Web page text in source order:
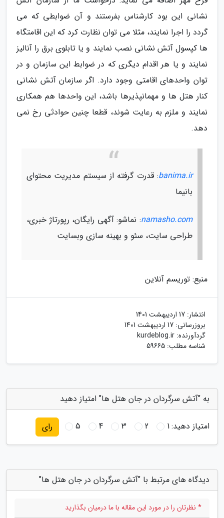
نشانی این بود کارشناس بفرستند و آن ضوابطی که می
گردد را اجرا نمایند، مثلا می توان نظارت کرد که این اقامتگاه
ها کپسول آتش نشانی نصب نمایند و یا تابلوی برق را آنالیز
نمایند و یا هر اقدام دیگری که در ضوابط این سازمان و در
توان واحدهای اقامتی وجود دارد. اگر سازمان آتش نشانی
کنار هتل ها و مهمانپذیرها باشد، این واحدها هم همکاری
نمایند و ملزم به رعایت شوند، قطعا چنین حوادثی رخ نمی
دهد.
banima.ir: قدرت گرفته از سیستم مدیریت محتوای
بانیما
namasho.com: نماشو: آگهی رایگان، رپورتاژ خبری،
طراحی سایت، سئو و بهینه سازی وبسایت
منبع: توریسم آنلاین
انتشار: 17 اردیبهشت 1401
بروزرسانی: 17 اردیبهشت 1401
گردآورنده: kurdeblog.ir
شناسه مطلب: 59665
به "آتش سرگردان در جان هتل ها" امتیاز دهید
امتیاز دهید:1
2
3
4
5 رای
دیدگاه های مرتبط با "آتش سرگردان در جان هتل ها"
* نظرتان را در مورد این مقاله با ما درمیان بگذارید